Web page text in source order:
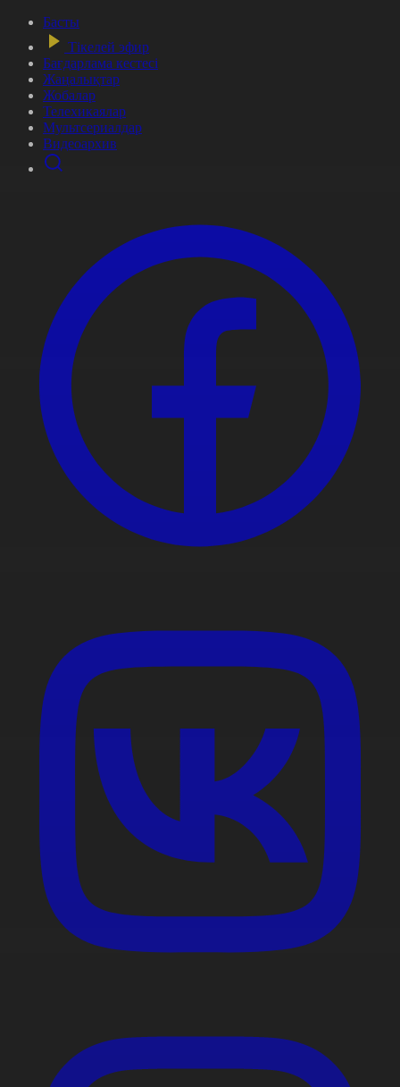
Басты
Тікелей эфир
Бағдарлама кестесі
Жаңалықтар
Жобалар
Телехикаялар
Мультсериалдар
Видеоархив